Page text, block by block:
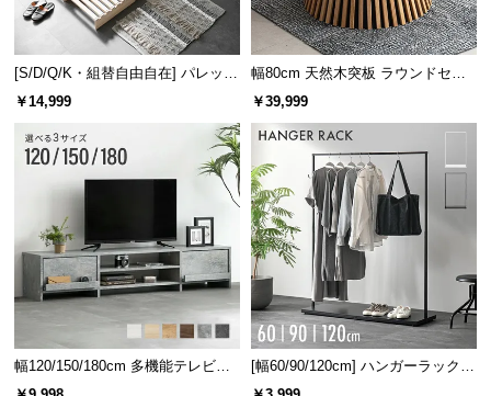
[S/D/Q/K・組替自由自在] パレット
ベッド 8/12/16枚セット
￥14,999
幅80cm 天然木突板 ラウンドセン
ターテーブル 美しい格子デザイン
￥39,999
幅120/150/180cm 多機能テレビボ
ード 木目/石目調 オープン収納・
[幅60/90/120cm] ハンガーラック
スチール 4段階高さ調節 サイドフ